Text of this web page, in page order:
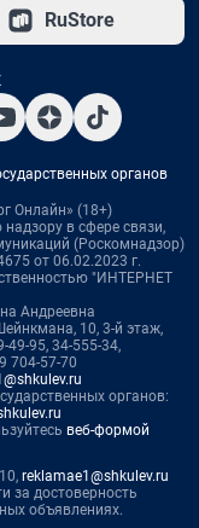
RuStore
органов
Онлайн» (18+)
в сфере связи,
(Роскомнадзор)
от 06.02.2023 г.
"ИНТЕРНЕТ
Андреевна
10, 3-й этаж,
49-95, 34-555-34,
704-57-70
органов:
веб-формой
reklamae1@shkulev.ru
за достоверность
объявлениях.